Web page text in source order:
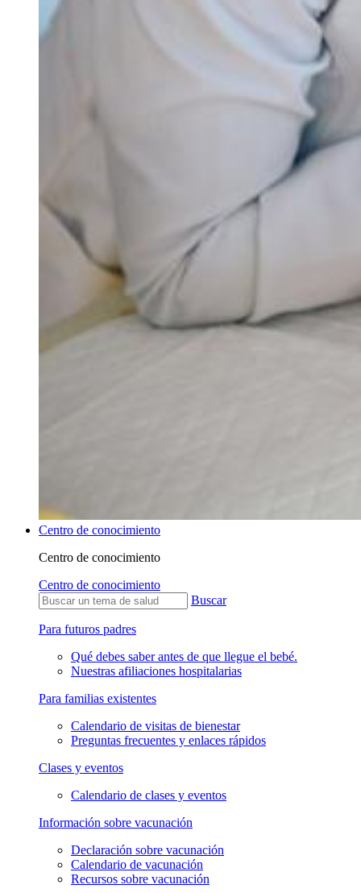
Centro de conocimiento
Centro de conocimiento
Centro de conocimiento
Buscar
Para futuros padres
Qué debes saber antes de que llegue el bebé.
Nuestras afiliaciones hospitalarias
Para familias existentes
Calendario de visitas de bienestar
Preguntas frecuentes y enlaces rápidos
Clases y eventos
Calendario de clases y eventos
Información sobre vacunación
Declaración sobre vacunación
Calendario de vacunación
Recursos sobre vacunación